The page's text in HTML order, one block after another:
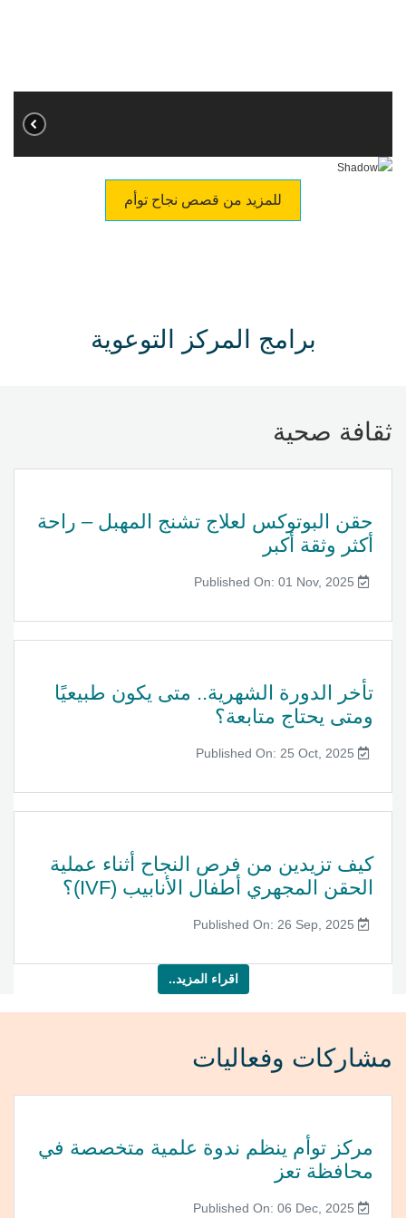
للمزيد من قصص نجاح توأم
برامج المركز التوعوية
ثقافة صحية
حقن البوتوكس لعلاج تشنج المهبل – راحة
أكثر وثقة أكبر
تأخر الدورة الشهرية.. متى يكون طبيعيًا
ومتى يحتاج متابعة؟
كيف تزيدين من فرص النجاح أثناء عملية
الحقن المجهري أطفال الأنابيب (IVF)؟
اقراء المزيد..
مشاركات وفعاليات
مركز توأم ينظم ندوة علمية متخصصة في
محافظة تعز